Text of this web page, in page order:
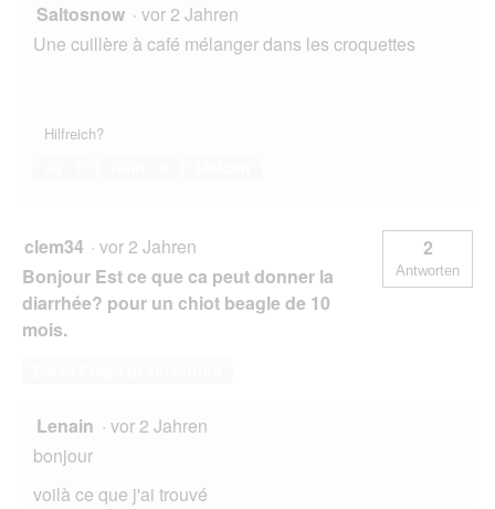
Saltosnow · vor 2 Jahren
Une cuillère à café mélanger dans les croquettes
Hilfreich?
clem34 · vor 2 Jahren
Bonjour Est ce que ca peut donner la
diarrhée? pour un chiot beagle de 10
mois.
2
Antworten
Lenain · vor 2 Jahren
bonjour
voilà ce que j'ai trouvé